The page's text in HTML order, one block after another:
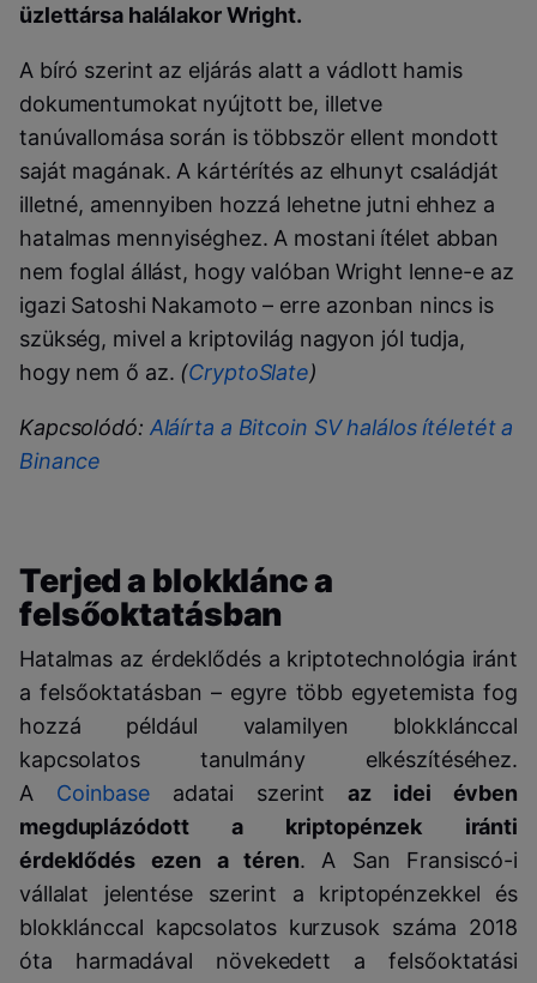
üzlettársa halálakor Wright.
A bíró szerint az eljárás alatt a vádlott hamis
dokumentumokat nyújtott be, illetve
tanúvallomása során is többször ellent mondott
saját magának. A kártérítés az elhunyt családját
illetné, amennyiben hozzá lehetne jutni ehhez a
hatalmas mennyiséghez. A mostani ítélet abban
nem foglal állást, hogy valóban Wright lenne-e az
igazi Satoshi Nakamoto – erre azonban nincs is
szükség, mivel a kriptovilág nagyon jól tudja,
hogy nem ő az. (CryptoSlate)
Kapcsolódó: Aláírta a Bitcoin SV halálos ítéletét a
Binance
Terjed a blokklánc a
felsőoktatásban
Hatalmas az érdeklődés a kriptotechnológia iránt
a felsőoktatásban – egyre több egyetemista fog
hozzá például valamilyen blokklánccal
kapcsolatos tanulmány elkészítéséhez.
A Coinbaseadatai szerintaz idei évben
megduplázódott a kriptopénzek iránti
érdeklődés ezen a téren. A San Fransiscó-i
vállalat jelentése szerint a kriptopénzekkel és
blokklánccal kapcsolatos kurzusok száma 2018
óta harmadával növekedett a felsőoktatási